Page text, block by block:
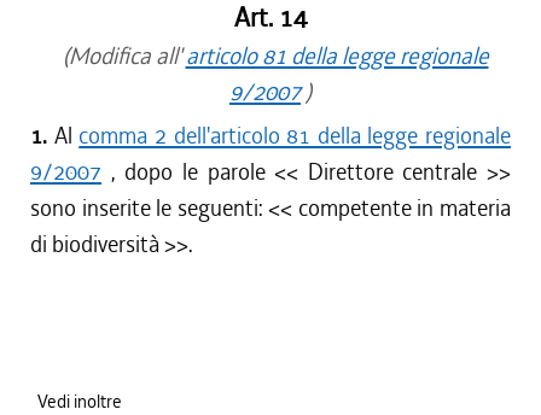
Art. 14
(Modifica all'articolo 81 della legge regionale
9/2007)
1. Al comma 2 dell'articolo 81 della legge regionale
9/2007 , dopo le parole << Direttore centrale >>
sono inserite le seguenti: << competente in materia
di biodiversità >>.
Vedi inoltre